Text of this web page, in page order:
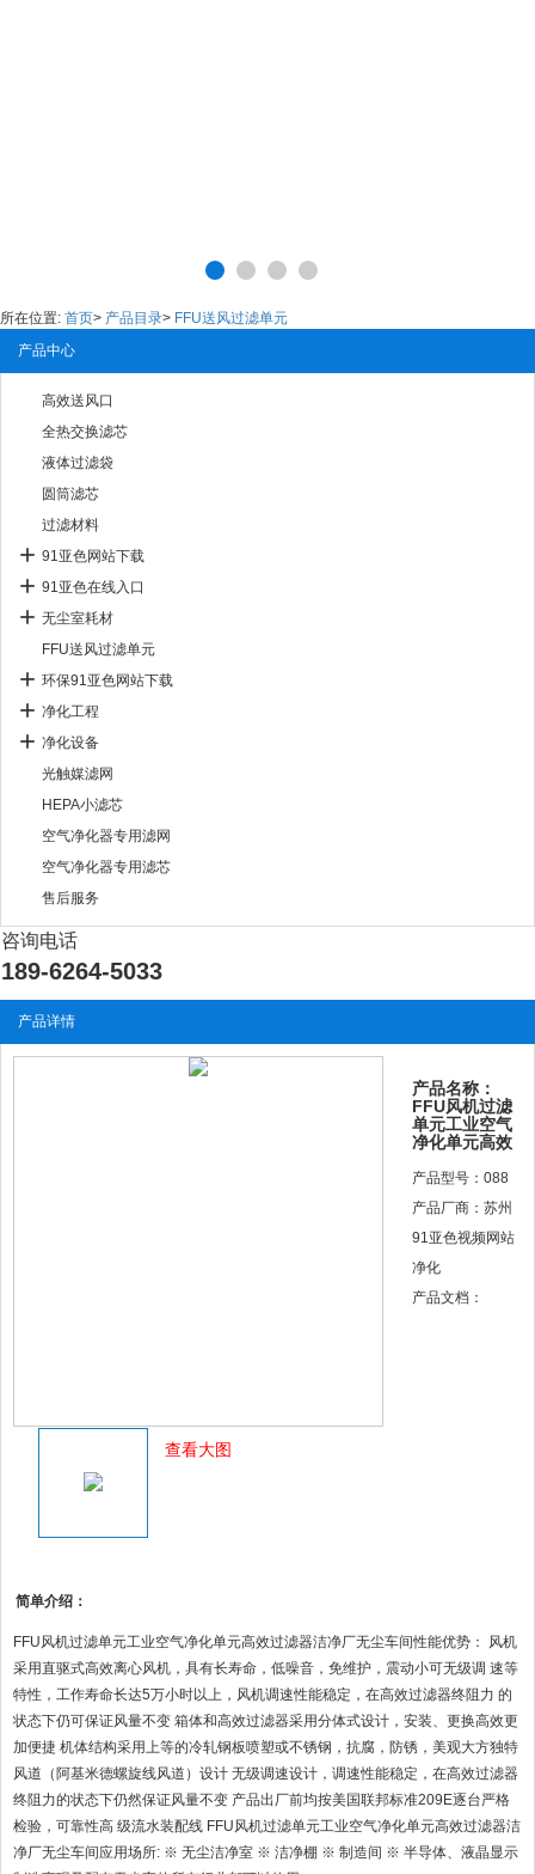
所在位置: 首页> 产品目录> FFU送风过滤单元
产品中心
高效送风口
全热交换滤芯
液体过滤袋
圆筒滤芯
过滤材料
91亚色网站下载
91亚色在线入口
无尘室耗材
FFU送风过滤单元
环保91亚色网站下载
净化工程
净化设备
光触媒滤网
HEPA小滤芯
空气净化器专用滤网
空气净化器专用滤芯
售后服务
咨询电话
189-6264-5033
产品详情
查看大图
产品名称：
FFU风机过滤
单元工业空气
净化单元高效
产品型号：088
产品厂商：苏州
91亚色视频网站
净化
产品文档：
简单介绍：
FFU风机过滤单元工业空气净化单元高效过滤器洁净厂无尘车间性能优势： 风机
采用直驱式高效离心风机，具有长寿命，低噪音，免维护，震动小可无级调 速等
特性，工作寿命长达5万小时以上，风机调速性能稳定，在高效过滤器终阻力 的
状态下仍可保证风量不变 箱体和高效过滤器采用分体式设计，安装、更换高效更
加便捷 机体结构采用上等的冷轧钢板喷塑或不锈钢，抗腐，防锈，美观大方独特
风道（阿基米德螺旋线风道）设计 无级调速设计，调速性能稳定，在高效过滤器
终阻力的状态下仍然保证风量不变 产品出厂前均按美国联邦标准209E逐台严格
检验，可靠性高 级流水装配线 FFU风机过滤单元工业空气净化单元高效过滤器洁
净厂无尘车间应用场所: ※ 无尘洁净室 ※ 洁净棚 ※ 制造间 ※ 半导体、液晶显示